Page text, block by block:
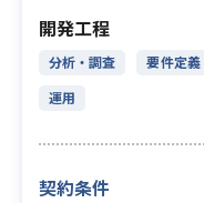
開発工程
分析・調査 要件定義
運用
契約条件